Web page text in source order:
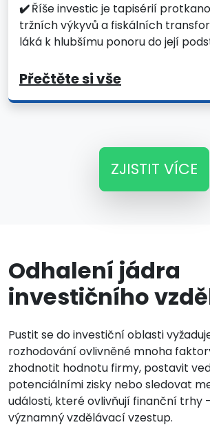
✔️Říše investic je tapisérií
tržních výkyvů a fiskálních
láká k hlubšímu ponoru do její
Přečtěte si vše
ZJISTIT VÍCE
Odhalení jádra
investičního
Pustit se do investiční oblasti
rozhodování ovlivněné mnoha
zhodnotit hodnotu firmy, postavit
potenciálními zisky nebo sledovat
události, které ovlivňují finanční trhy
významný vzdělávací vzestup.